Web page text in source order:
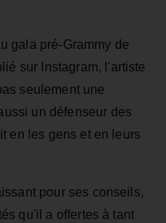
gala pré-Grammy de
sur Instagram, l'artiste
seulement une
un défenseur des
en les gens et en leurs
pour ses conseils,
qu'il a offertes à tant